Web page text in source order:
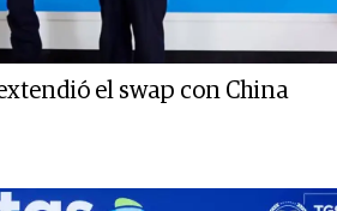
el swap con China